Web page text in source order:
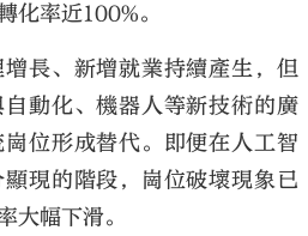
化率近100%。
長、新增就業持續產生，但
動化、機器人等新技術的廣
位形成替代。即便在人工智
現的階段，崗位破壞現象已
大幅下滑。